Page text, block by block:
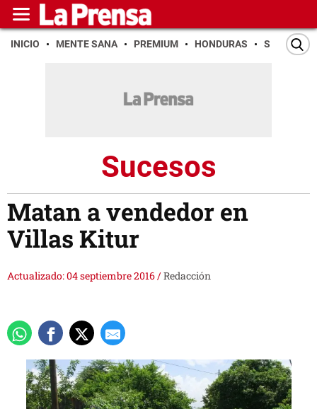
INICIO MENTE SANA PREMIUM HONDURAS SAN PEDRO
Sucesos
Matan a vendedor en
Villas Kitur
Actualizado: 04 septiembre 2016/Redacción